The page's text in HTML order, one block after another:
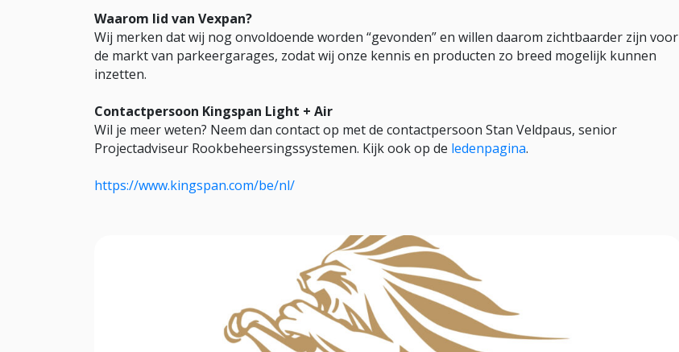
Waarom lid van Vexpan?
Wij merken dat wij nog onvoldoende worden “gevonden” en willen daarom zichtbaarder zijn voor
de markt van parkeergarages, zodat wij onze kennis en producten zo breed mogelijk kunnen
inzetten.
Contactpersoon Kingspan Light + Air
Wil je meer weten? Neem dan contact op met de contactpersoon Stan Veldpaus, senior
Projectadviseur Rookbeheersingssystemen. Kijk ook op de ledenpagina.
https://www.kingspan.com/be/nl/